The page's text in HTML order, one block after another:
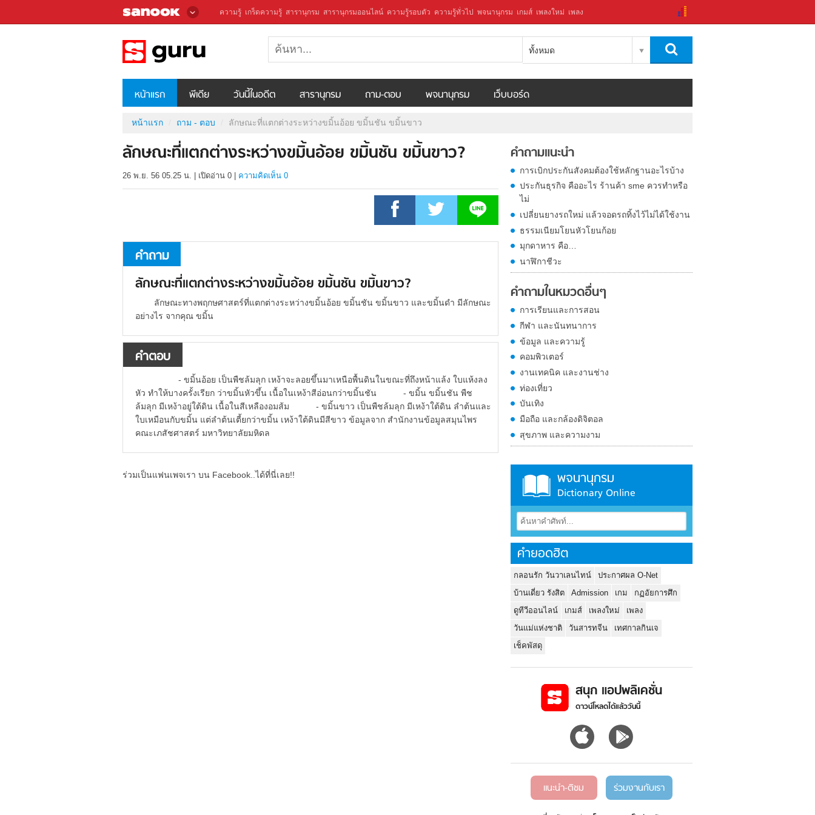
ความรู้ เกร็ดความรู้ สารานุกรม สารานุกรมออนไลน์ ความรู้รอบตัว ความรู้ทั่วไป พจนานุกรม เกมส์ เพลงใหม่ เพลง
ทั้งหมด
หน้าแรก พีเดีย วันนี้ในอดีต สารานุกรม ถาม-ตอบ พจนานุกรม เว็บบอร์ด
หน้าแรก ถาม - ตอบ ลักษณะที่แตกต่างระหว่างขมิ้นอ้อย ขมิ้นชัน ขมิ้นขาว
ลักษณะที่แตกต่างระหว่างขมิ้นอ้อย ขมิ้นชัน ขมิ้นขาว?
26 พ.ย. 56 05.25 น. เปิดอ่าน 0 ความคิดเห็น 0
คำถาม
ลักษณะที่แตกต่างระหว่างขมิ้นอ้อย ขมิ้นชัน ขมิ้นขาว?
ลักษณะทางพฤกษศาสตร์ที่แตกต่างระหว่างขมิ้นอ้อย ขมิ้นชัน ขมิ้นขาว และขมิ้นดำ มีลักษณะ
อย่างไร จากคุณ ขมิ้น
คำตอบ
- ขมิ้นอ้อย เป็นพืชล้มลุก เหง้าจะลอยขึ้นมาเหนือพื้นดินในขณะที่ถึงหน้าแล้ง ใบแห้งลง
หัว ทำให้บางครั้งเรียก ว่าขมิ้นหัวขึ้น เนื้อในเหง้าสีอ่อนกว่าขมิ้นชัน - ขมิ้น ขมิ้นชัน พืช
ล้มลุก มีเหง้าอยู่ใต้ดิน เนื้อในสีเหลืองอมส้ม - ขมิ้นขาว เป็นพืชล้มลุก มีเหง้าใต้ดิน ลำต้นและ
ใบเหมือนกับขมิ้น แต่ลำต้นเตี้ยกว่าขมิ้น เหง้าใต้ดินมีสีขาว ข้อมูลจาก สำนักงานข้อมูลสมุนไพร
คณะเภสัชศาสตร์ มหาวิทยาลัยมหิดล
ร่วมเป็นแฟนเพจเรา บน Facebook..ได้ที่นี่เลย!!
คำถามแนะนำ
การเบิกประกันสังคมต้องใช้หลักฐานอะไรบ้าง
ประกันธุรกิจ คืออะไร ร้านค้า sme ควรทำหรือ
ไม่
เปลี่ยนยางรถใหม่ แล้วจอดรถทิ้งไว้ไม่ได้ใช้งาน
ธรรมเนียมโยนหัวโยนก้อย
มุกดาหาร คือ…
นาฬิกาชีวะ
คำถามในหมวดอื่นๆ
การเรียนและการสอน
กีฬา และนันทนาการ
ข้อมูล และความรู้
คอมพิวเตอร์
งานเทคนิค และงานช่าง
ท่องเที่ยว
บันเทิง
มือถือ และกล้องดิจิตอล
สุขภาพ และความงาม
พจนานุกรม
Dictionary Online
คำยอดฮิต
กลอนรัก วันวาเลนไทน์
ประกาศผล O-Net
บ้านเดี่ยว รังสิต
Admission เกม
กฏอัยการศึก
ดูทีวีออนไลน์
เกมส์ เพลงใหม่
เพลง
วันแม่แห่งชาติ
วันสารทจีน
เทศกาลกินเจ
เช็คพัสดุ
สนุก แอปพลิเคชั่น
ดาวน์โหลดได้แล้ววันนี้
แนะนำ-ติชม ร่วมงานกับเรา